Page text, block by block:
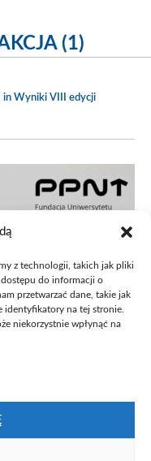
z technologii, takich jak pliki
do informacji o
przetwarzać dane, takie jak
identyfikatory na tej stronie.
niekorzystnie wpłynąć na
(1)
in Wyniki VIII edycji